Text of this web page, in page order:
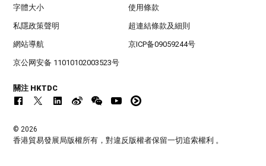
字體大小 使用條款
私隱政策聲明 超連結條款及細則
網站導航 京ICP备09059244号
京公网安备 11010102003523号
關注 HKTDC
© 2026
香港貿易發展局版權所有，對違反版權者保留一切追索權利 。